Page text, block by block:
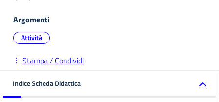
Argomenti
Attività
Stampa / Condividi
Indice Scheda Didattica